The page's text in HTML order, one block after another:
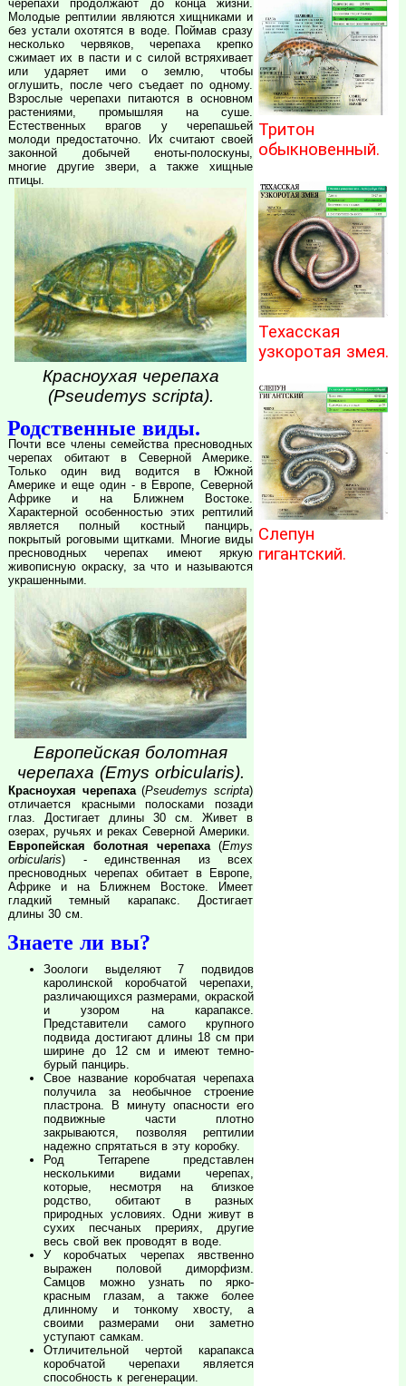
черепахи продолжают до конца жизни.
Молодые рептилии являются хищниками и
без устали охотятся в воде. Поймав сразу
несколько червяков, черепаха крепко
сжимает их в пасти и с силой встряхивает
или ударяет ими о землю, чтобы
оглушить, после чего съедает по одному.
Взрослые черепахи питаются в основном
растениями, промышляя на суше.
Естественных врагов у черепашьей
молоди предостаточно. Их считают своей
законной добычей еноты-полоскуны,
многие другие звери, а также хищные
птицы.
Красноухая черепаха
(Pseudemys scripta).
Родственные виды.
Почти все члены семейства пресноводных
черепах обитают в Северной Америке.
Только один вид водится в Южной
Америке и еще один - в Европе, Северной
Африке и на Ближнем Востоке.
Характерной особенностью этих рептилий
является полный костный панцирь,
покрытый роговыми щитками. Многие виды
пресноводных черепах имеют яркую
живописную окраску, за что и называются
украшенными.
Европейская болотная
черепаха (Emys orbicularis).
Красноухая черепаха(Pseudemys scripta)
отличается красными полосками позади
глаз. Достигает длины 30 см. Живет в
озерах, ручьях и реках Северной Америки.
Европейская болотная черепаха (Emys
orbicularis) - единственная из всех
пресноводных черепах обитает в Европе,
Африке и на Ближнем Востоке. Имеет
гладкий темный карапакс. Достигает
длины 30 см.
Знаете ли вы?
Зоологи выделяют 7 подвидов
каролинской коробчатой черепахи,
различающихся размерами, окраской
и узором на карапаксе.
Представители самого крупного
подвида достигают длины 18 см при
ширине до 12 см и имеют темно-
бурый панцирь.
Свое название коробчатая черепаха
получила за необычное строение
пластрона. В минуту опасности его
подвижные части плотно
закрываются, позволяя рептилии
надежно спрятаться в эту коробку.
Род Terrapene представлен
несколькими видами черепах,
которые, несмотря на близкое
родство, обитают в разных
природных условиях. Одни живут в
сухих песчаных прериях, другие
весь свой век проводят в воде.
У коробчатых черепах явственно
выражен половой диморфизм.
Самцов можно узнать по ярко-
красным глазам, а также более
длинному и тонкому хвосту, а
своими размерами они заметно
уступают самкам.
Отличительной чертой карапакса
коробчатой черепахи является
способность к регенерации.
Тритон
обыкновенный.
Техасская
узкоротая змея.
Слепун
гигантский.